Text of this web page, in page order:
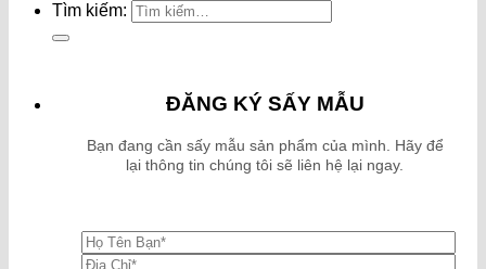
Tìm kiếm:
ĐĂNG KÝ SẤY MẪU
Bạn đang cần sấy mẫu sản phẩm của mình. Hãy để
lại thông tin chúng tôi sẽ liên hệ lại ngay.